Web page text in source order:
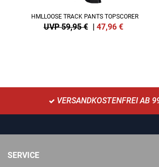
HMLLOOSE TRACK PANTS TOPSCORER
UVP 59,95 € | 47,96 €
VERSANDKOSTENFREI AB
SERVICE